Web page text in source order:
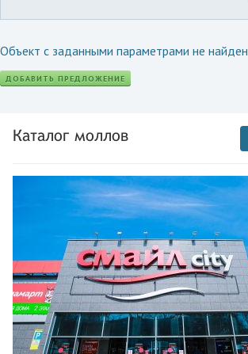
Объект с заданными параметрами не найден
ДОБАВИТЬ ПРЕДЛОЖЕНИЕ
Каталог моллов